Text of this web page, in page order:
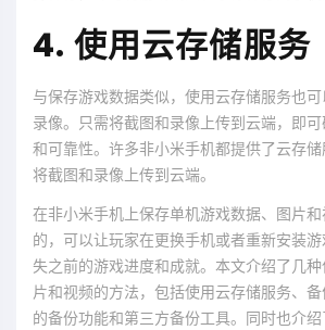
4. 使用云存储服务
与保存游戏数据类似，使用云存储服务也
录像。只需将截图和录像上传到云端，即
和可靠性。许多非小米手机都提供了云存
将截图和录像上传到云端。
在非小米手机上保存单机游戏数据、图片
的，可以让玩家在更换手机或者重新安装
失之前的游戏进度和成就。本文介绍了几
片和视频的方法，包括使用云存储服务、
的备份功能和第三方备份工具。同时也介